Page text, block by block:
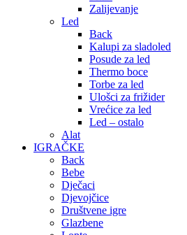
Zalijevanje
Led
Back
Kalupi za sladoled
Posude za led
Thermo boce
Torbe za led
Ulošci za frižider
Vrećice za led
Led – ostalo
Alat
IGRAČKE
Back
Bebe
Dječaci
Djevojčice
Društvene igre
Glazbene